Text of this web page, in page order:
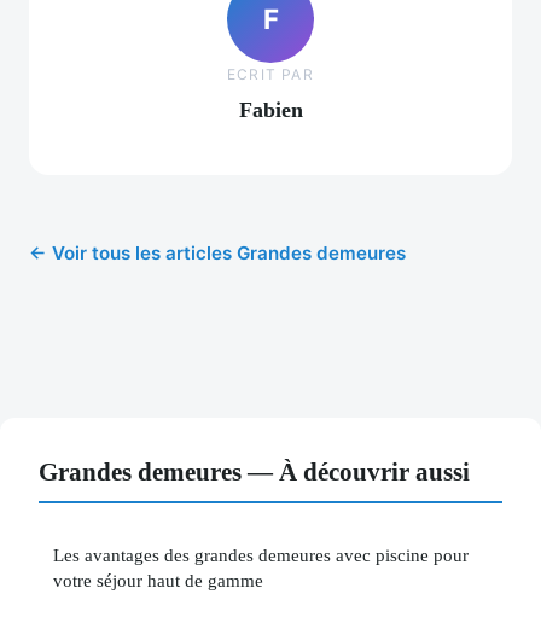
F
ECRIT PAR
Fabien
← Voir tous les articles Grandes demeures
Grandes demeures — À découvrir aussi
Les avantages des grandes demeures avec piscine pour
votre séjour haut de gamme